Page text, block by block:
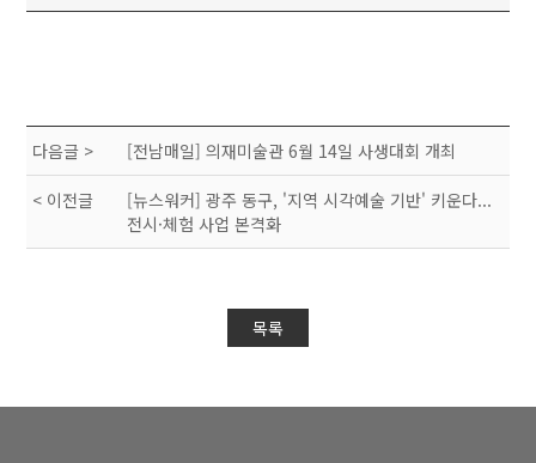
다음글 > [전남매일] 의재미술관 6월 14일 사생대회 개최
< 이전글
[뉴스워커] 광주 동구, '지역 시각예술 기반' 키운다...
전시·체험 사업 본격화
목록